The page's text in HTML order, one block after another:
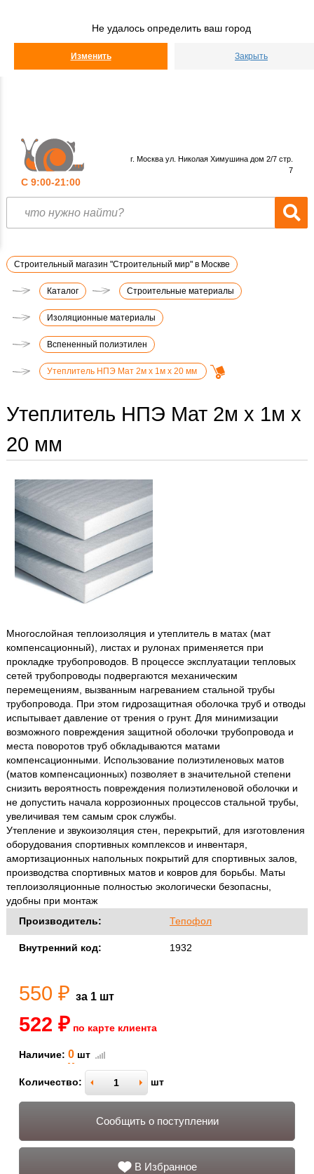
Не удалось определить ваш город
Изменить Закрыть
С 9:00-21:00
г. Москва ул. Николая Химушина дом 2/7 стр.
7
Строительный магазин "Строительный мир" в Москве
Каталог Строительные материалы
Изоляционные материалы
Вспененный полиэтилен
Утеплитель НПЭ Мат 2м х 1м х 20 мм
Утеплитель НПЭ Мат 2м х 1м х
20 мм
Многослойная теплоизоляция и утеплитель в матах (мат
компенсационный), листах и рулонах применяется при
прокладке трубопроводов. В процессе эксплуатации тепловых
сетей трубопроводы подвергаются механическим
перемещениям, вызванным нагреванием стальной трубы
трубопровода. При этом гидрозащитная оболочка труб и отводы
испытывает давление от трения о грунт. Для минимизации
возможного повреждения защитной оболочки трубопровода и
места поворотов труб обкладываются матами
компенсационными. Использование полиэтиленовых матов
(матов компенсационных) позволяет в значительной степени
снизить вероятность повреждения полиэтиленовой оболочки и
не допустить начала коррозионных процессов стальной трубы,
увеличивая тем самым срок службы.
Утепление и звукоизоляция стен, перекрытий, для изготовления
оборудования спортивных комплексов и инвентаря,
амортизационных напольных покрытий для спортивных залов,
производства спортивных матов и ковров для борьбы. Маты
теплоизоляционные полностью экологически безопасны,
удобны при монтаж
Производитель:
Тепофол
Внутренний код: 1932
550 ₽ за 1 шт
522 ₽ по карте клиента
Наличие: 0 шт
Количество: шт
Сообщить о поступлении
В Избранное